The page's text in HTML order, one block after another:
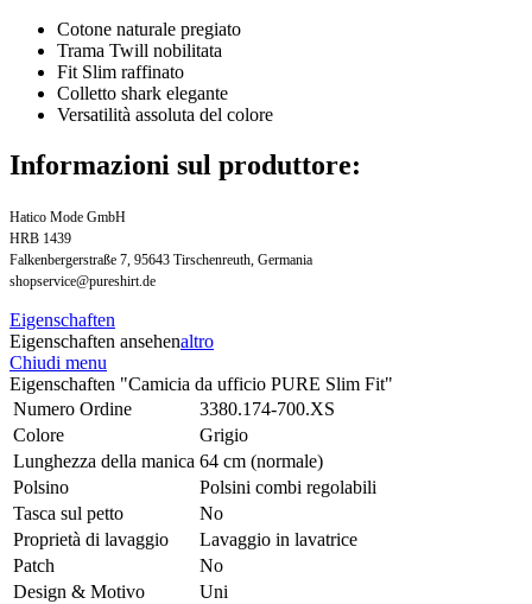
Cotone naturale pregiato
Trama Twill nobilitata
Fit Slim raffinato
Colletto shark elegante
Versatilità assoluta del colore
Informazioni sul produttore:
Hatico Mode GmbH
HRB 1439
Falkenbergerstraße 7, 95643 Tirschenreuth, Germania
shopservice@pureshirt.de
Eigenschaften
Eigenschaften ansehenaltro
Chiudi menu
Eigenschaften "Camicia da ufficio PURE Slim Fit"
Numero Ordine
3380.174-700.XS
Colore
Grigio
Lunghezza della manica 64 cm (normale)
Polsino
Polsini combi regolabili
Tasca sul petto
No
Proprietà di lavaggio
Lavaggio in lavatrice
Patch
No
Design & Motivo
Uni